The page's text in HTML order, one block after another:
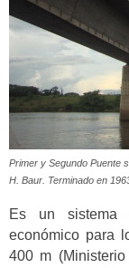
Primer y Segundo Puente
H. Baur. Terminado en
Es un sistema
económico para
400 m